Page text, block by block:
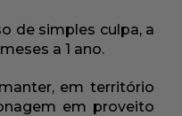
de simples culpa, a
a 1 ano.
em território
em proveito